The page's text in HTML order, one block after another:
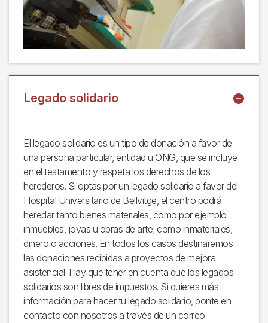
Legado solidario
El legado solidario es un tipo de donación a favor de
una persona particular, entidad u ONG, que se incluye
en el testamento y respeta los derechos de los
herederos. Si optas por un legado solidario a favor del
Hospital Universitario de Bellvitge, el centro podrá
heredar tanto bienes materiales, como por ejemplo
inmuebles, joyas u obras de arte; como inmateriales,
dinero o acciones. En todos los casos destinaremos
las donaciones recibidas a proyectos de mejora
asistencial. Hay que tener en cuenta que los legados
solidarios son libres de impuestos. Si quieres más
información para hacer tu legado solidario, ponte en
contacto con nosotros a través de un correo